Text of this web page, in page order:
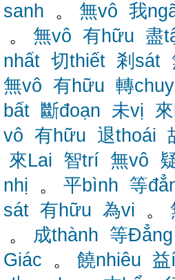
sanh 。 無vô 我
。 無vô 有hữu 盡
nhất 切thiết 剎sát
無vô 有hữu 轉
bất 斷đoạn 未vị
vô 有hữu 退thoái
來Lai 智trí 無vô
nhị 。 平bình 等
sát 有hữu 為vi 。
。 成thành 等Đẳng
Giác 。 饒nhiêu